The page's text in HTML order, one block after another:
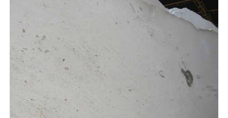
Nosotros
Contacto